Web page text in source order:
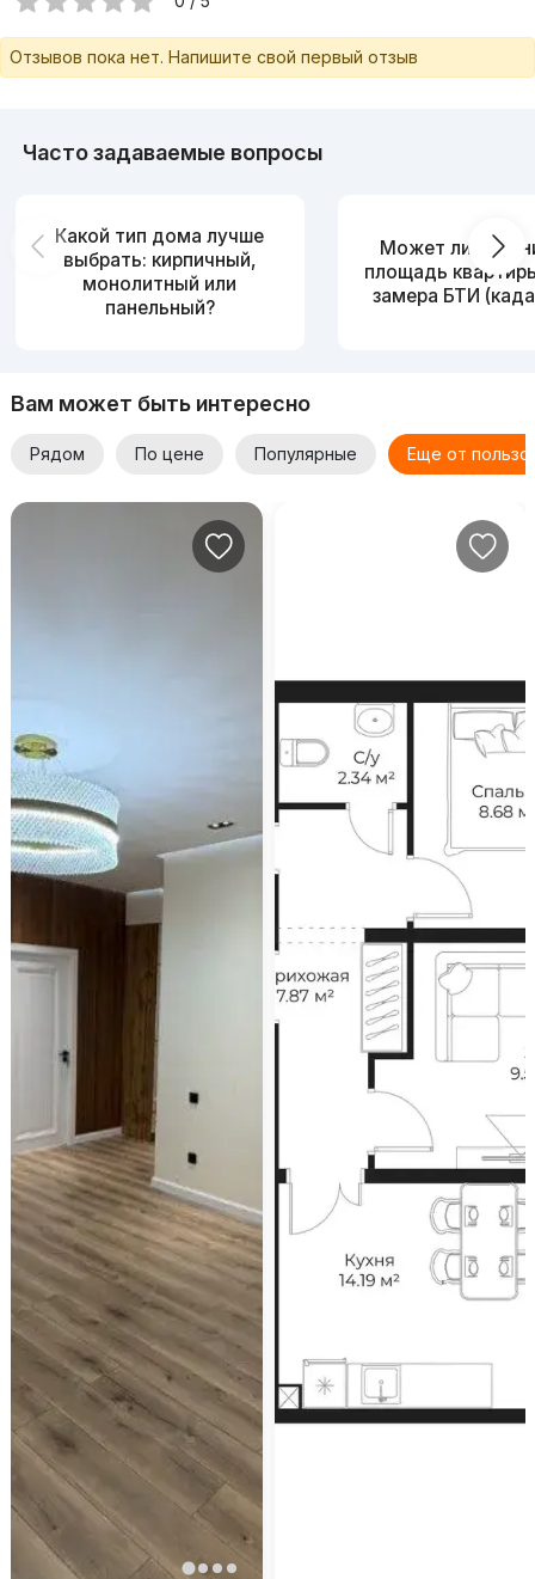
Отзывов пока нет. Напишите свой первый отзыв
Часто задаваемые вопросы
Какой тип дома лучше
выбрать: кирпичный,
монолитный или
панельный?
Может ли
площадь
замера БТИ
Вам может быть интересно
Рядом По цене Популярные Еще от